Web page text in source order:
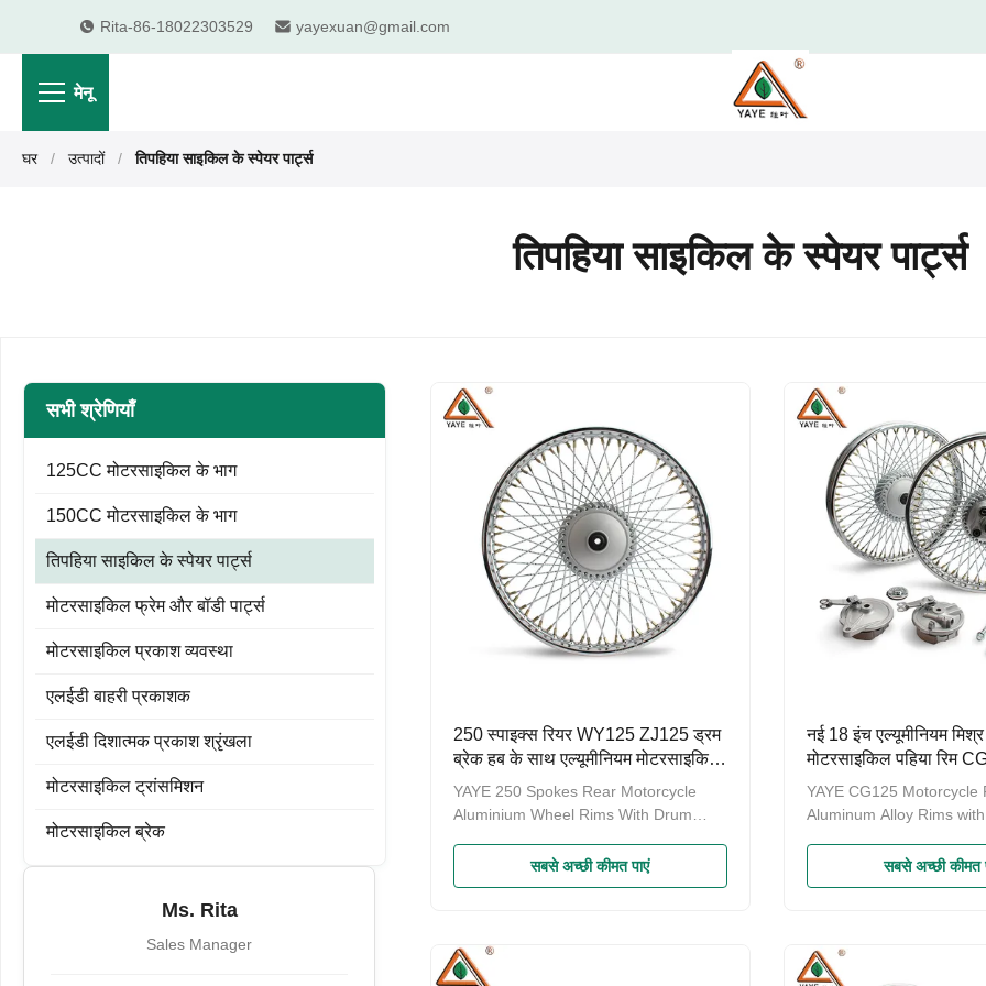
Rita-86-18022303529 yayexuan@gmail.com
मेनू
घर / उत्पादों / तिपहिया साइकिल के स्पेयर पार्ट्स
तिपहिया साइकिल के स्पेयर पार्ट्स
सभी श्रेणियाँ
125CC मोटरसाइकिल के भाग
150CC मोटरसाइकिल के भाग
तिपहिया साइकिल के स्पेयर पार्ट्स
मोटरसाइकिल फ्रेम और बॉडी पार्ट्स
मोटरसाइकिल प्रकाश व्यवस्था
एलईडी बाहरी प्रकाशक
एलईडी दिशात्मक प्रकाश श्रृंखला
मोटरसाइकिल ट्रांसमिशन
मोटरसाइकिल ब्रेक
Ms. Rita
Sales Manager
250 स्पाइक्स रियर WY125 ZJ125 ड्रम
ब्रेक हब के साथ एल्यूमीनियम मोटरसाइकिल
पहिया
YAYE 250 Spokes Rear Motorcycle
Aluminium Wheel Rims With Drum
HONGDA CG125 WY125 ZJ125 A
motorcycle wheel hub is an essential
entire weight of the vehicle and
transfers power. Typically, a wheel hub
सबसे अच्छी कीमत पाएं
नई 18 इंच एल्यूमीनियम
मोटरसाइकिल पहिया रिम
मोटरसाइकिल पहिया हब
YAYE CG125 Motorcycle
Aluminum Alloy Rims
CG125 Motorcycle Wheel
country of origin
सबसे अच्छी कीमत